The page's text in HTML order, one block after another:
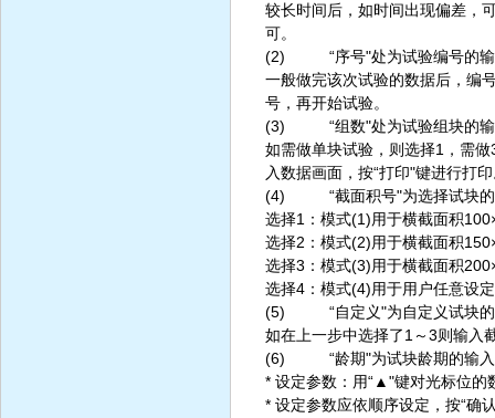
较长时间后，如时间出现偏差，
可。
(2) “序号"处为试验编号的
一般做完该次试验的数据后，编
号，再开始试验。
(3) “组数"处为试验组块的
如需做单块试验，则选择1，需
入数据画面，按“打印"键进行打
(4) “截面积号"为选择试块
选择1：模式(1)用于横截面积
选择2：模式(2)用于横截面积
选择3：模式(3)用于横截面积
选择4：模式(4)用于用户任意设
(5) “自定义"为自定义试块的
如在上一步中选择了1～3则输入
(6) “龄期"为试块龄期的输入
* 设定参数：用“▲"键对光标位的
* 设定参数应依顺序设定，按“确